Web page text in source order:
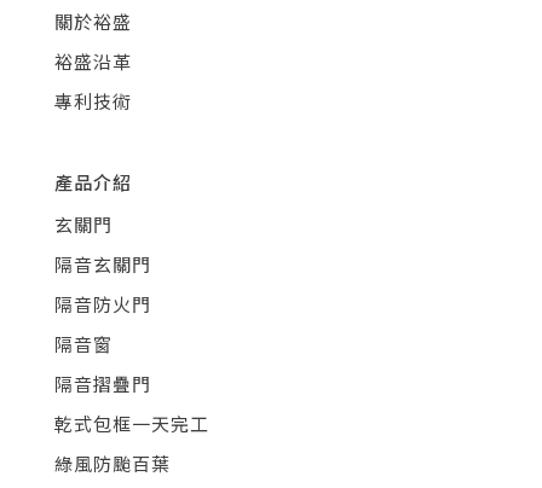
關於裕盛
裕盛沿革
專利技術
產品介紹
玄關門
隔音玄關門
隔音防火門
隔音窗
隔音摺疊門
乾式包框一天完工
綠風防颱百葉